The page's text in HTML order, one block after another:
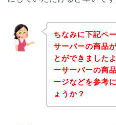
ちなみに下記ペ
サーバーの商品
とができました
ーサーバーの商
ージなどを参考
ょうか？